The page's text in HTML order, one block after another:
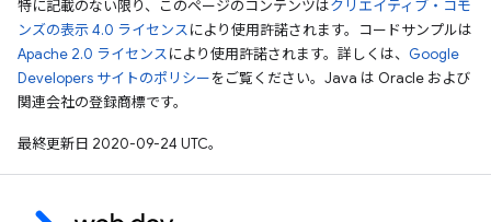
特に記載のない限り、このページのコンテンツはクリエイティブ・コモ
ンズの表示 4.0 ライセンスにより使用許諾されます。コードサンプルは
Apache 2.0 ライセンスにより使用許諾されます。詳しくは、 Google
Developers サイトのポリシーをご覧ください。Java は Oracle および
関連会社の登録商標です。
最終更新日 2020-09-24 UTC。